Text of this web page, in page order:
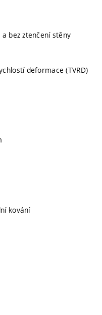
bez ztenčení stěny
deformace (TVRD)
kování